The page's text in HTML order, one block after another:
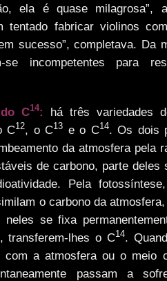
ela é quase milagrosa”,
tentado fabricar violinos
sucesso”, completava. Da
se incompetentes para
C14: há três variedades
C12, o C13 e o C14. Os dois
da atmosfera pela
de carbono, parte deles
Pela
o carbono da
neles se fixa
transferem-lhes o C14.
a atmosfera ou o meio
passam a